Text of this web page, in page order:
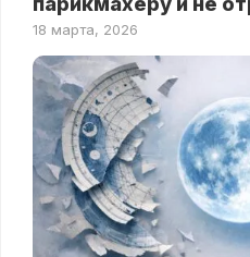
18 марта, 2026